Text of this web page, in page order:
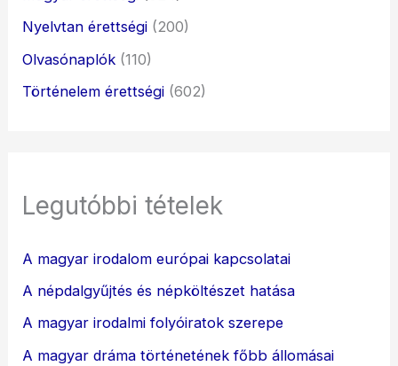
Nyelvtan érettségi (200)
Olvasónaplók (110)
Történelem érettségi (602)
Legutóbbi tételek
A magyar irodalom európai kapcsolatai
A népdalgyűjtés és népköltészet hatása
A magyar irodalmi folyóiratok szerepe
A magyar dráma történetének főbb állomásai